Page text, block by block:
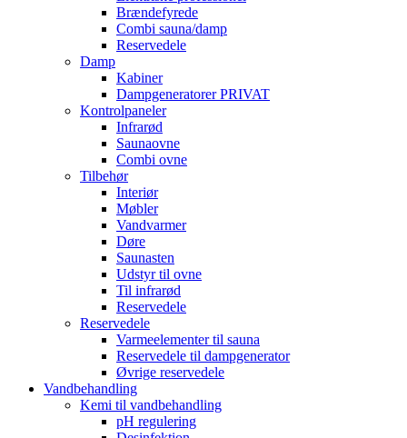
Brændefyrede
Combi sauna/damp
Reservedele
Damp
Kabiner
Dampgeneratorer PRIVAT
Kontrolpaneler
Infrarød
Saunaovne
Combi ovne
Tilbehør
Interiør
Møbler
Vandvarmer
Døre
Saunasten
Udstyr til ovne
Til infrarød
Reservedele
Reservedele
Varmeelementer til sauna
Reservedele til dampgenerator
Øvrige reservedele
Vandbehandling
Kemi til vandbehandling
pH regulering